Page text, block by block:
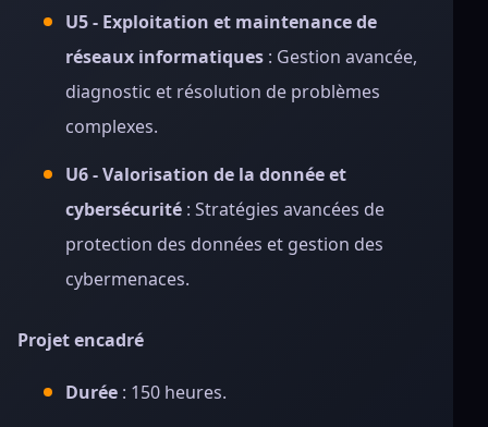
U5 - Exploitation et maintenance de
réseaux informatiques : Gestion avancée,
diagnostic et résolution de problèmes
complexes.
U6 - Valorisation de la donnée et
cybersécurité : Stratégies avancées de
protection des données et gestion des
cybermenaces.
Projet encadré
Durée : 150 heures.